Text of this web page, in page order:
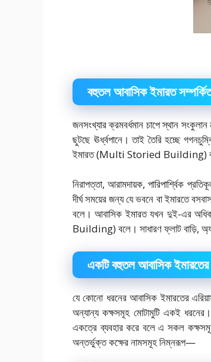
বহুতল আবাসিক ইমারত
জনসংখ্যার ক্রমবর্ধমান চাপে স্থান
ছুটছে ঊর্ধ্বপানে। তাই তৈরি হচ্ছে
ইমারত (Multi Storied Building)
নিরাপত্তা, আরামদায়ক, পারিপার্শ্বিক
দীর্ঘ সময়ের জন্য যে ভবনে বা ইমারতে
বলে। আবাসিক ইমারত যখন দুই-এর
Building) বলে। সাধারণ ফ্লাট বাড়ি,
একটি বহুতল আবাসিক ইমারতের
যে কোনো ধরনের আবাসিক ইমারতের
অন্যান্য কক্ষসমূহ মোটামুটি একই ধরনের।
একত্রে ব্যবহার করে বলে এ সকল
অন্তর্ভুক্ত কক্ষের নামসমূহ নিম্নরূপ—